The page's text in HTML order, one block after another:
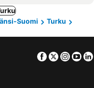
Suomi
Turku
Facebook
Twitter